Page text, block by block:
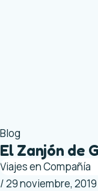
Blog
El Zanjón de
Viajes en Compañía
/29 noviembre, 2019